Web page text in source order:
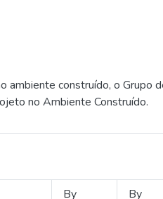
ambiente construído, o Grupo
no Ambiente Construído.
By
By